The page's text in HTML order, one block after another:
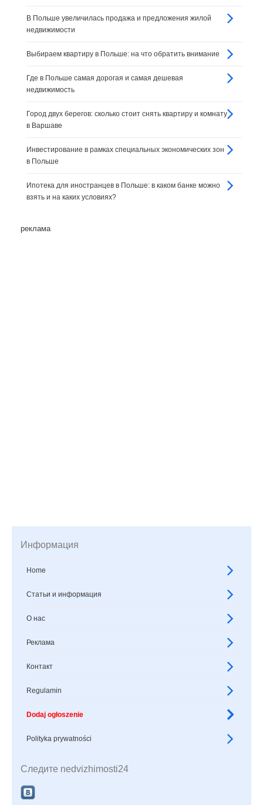
В Польше увеличилась продажа и предложения жилой
недвижимости
Выбираем квартиру в Польше: на что обратить внимание
Где в Польше самая дорогая и самая дешевая
недвижимость
Город двух берегов: сколько стоит снять квартиру и комнату
в Варшаве
Инвестирование в рамках специальных экономических зон
в Польше
Ипотека для иностранцев в Польше: в каком банке можно
взять и на каких условиях?
реклама
Информация
Home
Статьи и информация
О нас
Реклама
Контакт
Regulamin
Dodaj ogłoszenie
Polityka prywatności
Следите nedvizhimosti24